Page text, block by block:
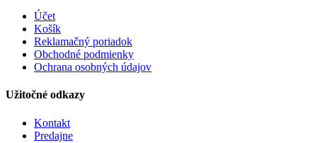
Účet
Košík
Reklamačný poriadok
Obchodné podmienky
Ochrana osobných údajov
Užitočné odkazy
Kontakt
Predajne